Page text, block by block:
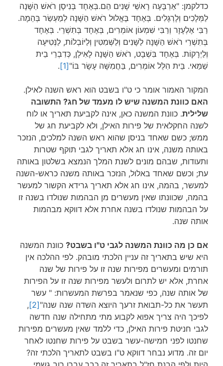
כדלקמן: "אַרְבָּעָה רָאשֵׁי שָׁנִים הֵם.בְּאֶחָד בְּנִיסָן רֹאשׁ הַשָּׁנָה
לַמְּלָכִים וְלָרְגָלִים. בְּאֶחָד בֶּאֱלוּל רֹאשׁ הַשָּׁנָה לְמַעְשַׂר בְּהֵמָה.
רַבִּי אֶלְעָזָר וְרַבִּי שִׁמְעוֹן אוֹמְרִים, בְּאֶחָד בְּתִשְׁרֵי. בְּאֶחָד
בְּתִשְׁרֵי רֹאשׁ הַשָּׁנָה לַשָּׁנִים וְלַשְּׁמִטִּין וְלַיּוֹבְלוֹת, לַנְּטִיּעָה
וְלַיְרָקוֹת. בְּאֶחָד בִּשְׁבָט, רֹאשׁ הַשָּׁנָה לָאִילָן, כְּדִבְרֵי בֵית
שַׁמַּאי. בֵּית הִלֵּל אוֹמְרִים, בַּחֲמִשָּׁה עָשָׂר בּוֹ"[1]
.
המקור האמור אומר כי ט"ו בשבט הוא ראש השנה לאילן.
האם כוונת המשנה שיש לו מעמד של חג? התשובה
שלילית. כוונת המשנה כאן, אינה לקביעת תאריך או לוח
לשנה החקלאית של פירות האילן, ולא לקביעת חג של
ממש; כשם שאחד בניסן שהוא ראש השנה למלכים, הנזכר
באותה משנה, אינו חג אלא תאריך לגבי תוקף שטרות
ותעודות, שבהם מונים לשנת המלך הנמצא בשלטון באותה
עת; וכשם שאחד באלול, הנזכר באותה משנה כראש-השנה
למעשר, בהמה, אינו חג אלא תאריך גרידא הקשור למעשר
בהמה, שכוונתו שאין מעשרים מן הבהמות שנולדו בשנה זו
על הבהמות שנולדו בשנה אחרת אלא דווקא מבהמות
אותה שנה.
אם כן מה כוונת המשנה לגבי ט"ו בשבט? כוונת המשנה
היא שיש בתאריך זה עניין הלכתי מובהק. לפי ההלכה אין
תורמים ומעשרים מפירות שנה זו על פירות של שנה
אחרת, אלא יש לתרום ולעשר מפירות שנה זו על הפירות
של אותה שנה, כפי שנאמר בפרשת המעשרות: " עשר
תעשר את כל-תבואת זרעך היוצא השדה שנה שנה"[2]
,
לפיכך היה צריך אפוא לקבוע מתי מתחילה שנה חדשה
לגבי חניטת פירות האילן, כדי ללמד שאין מעשרים מפירות
שחנטו לפני חמישה-עשר בשבט על פירות שחנטו לאחר
יום זה. מדוע נבחר דווקא ט"ו בשבט לתאריך הלכתי זה?